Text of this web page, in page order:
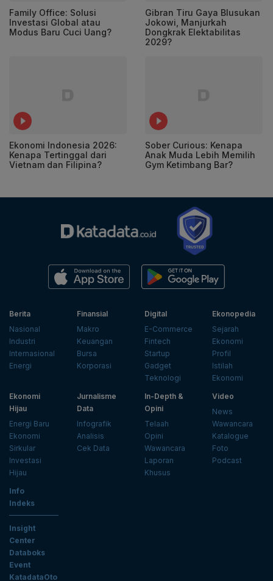
Family Office: Solusi
Investasi Global atau
Modus Baru Cuci Uang?
Gibran Tiru Gaya Blusukan
Jokowi, Manjurkah
Dongkrak Elektabilitas
2029?
Ekonomi Indonesia 2026:
Kenapa Tertinggal dari
Vietnam dan Filipina?
Sober Curious: Kenapa
Anak Muda Lebih Memilih
Gym Ketimbang Bar?
Berita
Nasional
Industri
Internasional
Energi
Finansial
Makro
Keuangan
Bursa
Korporasi
Digital
E-Commerce
Fintech
Startup
Gadget
Teknologi
Ekonopedia
Sejarah
Ekonomi
Profil
Istilah
Ekonomi
Ekonomi
Hijau
Energi Baru
Ekonomi
Sirkular
Investasi
Hijau
Jurnalisme
Data
Infografik
Analisis
Cek Data
In-Depth &
Opini
Telaah
Opini
Wawancara
Laporan
Khusus
Video
News
Wawancara
Katalogue
Foto
Podcast
Info
Indeks
Insight
Center
Databoks
Event
KatadataOto